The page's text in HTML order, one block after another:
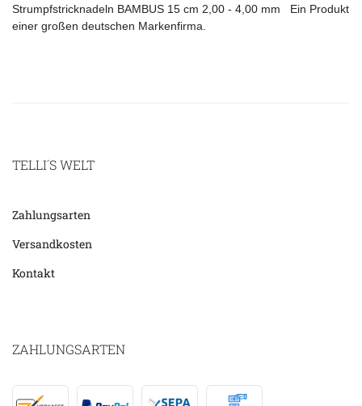
Strumpfstricknadeln BAMBUS 15 cm 2,00 - 4,00 mm Ein Produkt
einer großen deutschen Markenfirma.
TELLI´S WELT
Zahlungsarten
Versandkosten
Kontakt
ZAHLUNGSARTEN